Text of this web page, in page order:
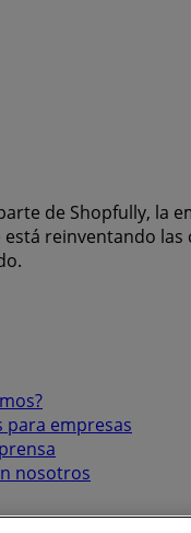
de Shopfully, la
reinventando las
para empresas
nosotros